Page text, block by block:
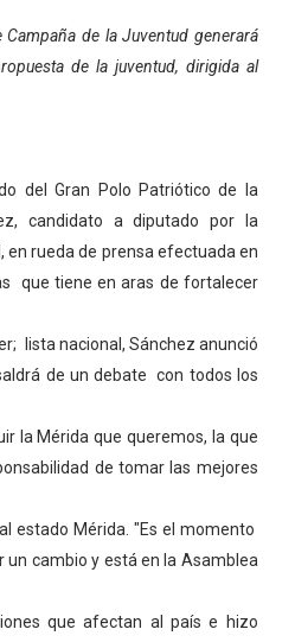
Vacaciones
en Campo Elías
Atletismo en homenaje a
Educativo Aristóbulo Istúriz
en Mérida
empoderamiento y la
2026 en la Don Perucho
alegría en Lagunillas
a Torondoy
de Formadores
de la Juventud generará
de la juventud, dirigida al
del Gran Polo Patriótico de la
candidato a diputado por la
en rueda de prensa efectuada en
que tiene en aras de fortalecer
lista nacional, Sánchez anunció
de un debate con todos los
la Mérida que queremos, la que
de tomar las mejores
estado Mérida. "Es el momento
cambio y está en la Asamblea
que afectan al país e hizo